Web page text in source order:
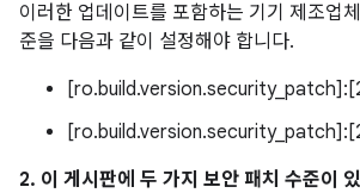
이러한 업데이트를 포함하는 기기 제조업
준을 다음과 같이 설정해야 합니다.
2. 이 게시판에 두 가지 보안 패치 수준이